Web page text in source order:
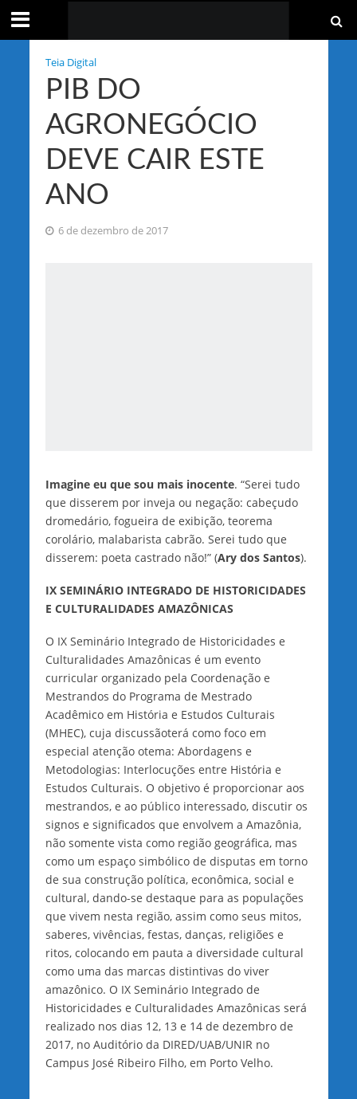
Teia Digital
PIB DO
AGRONEGÓCIO
DEVE CAIR ESTE
ANO
6 de dezembro de 2017
Imagine eu que sou mais inocente. “Serei tudo
que disserem por inveja ou negação: cabeçudo
dromedário, fogueira de exibição, teorema
corolário, malabarista cabrão. Serei tudo que
disserem: poeta castrado não!” (Ary dos Santos).
IX SEMINÁRIO INTEGRADO DE HISTORICIDADES
E CULTURALIDADES AMAZÔNICAS
O IX Seminário Integrado de Historicidades e
Culturalidades Amazônicas é um evento
curricular organizado pela Coordenação e
Mestrandos do Programa de Mestrado
Acadêmico em História e Estudos Culturais
(MHEC), cuja discussãoterá como foco em
especial atenção otema: Abordagens e
Metodologias: Interlocuções entre História e
Estudos Culturais. O objetivo é proporcionar aos
mestrandos, e ao público interessado, discutir os
signos e significados que envolvem a Amazônia,
não somente vista como região geográfica, mas
como um espaço simbólico de disputas em torno
de sua construção política, econômica, social e
cultural, dando-se destaque para as populações
que vivem nesta região, assim como seus mitos,
saberes, vivências, festas, danças, religiões e
ritos, colocando em pauta a diversidade cultural
como uma das marcas distintivas do viver
amazônico. O IX Seminário Integrado de
Historicidades e Culturalidades Amazônicas será
realizado nos dias 12, 13 e 14 de dezembro de
2017, no Auditório da DIRED/UAB/UNIR no
Campus José Ribeiro Filho, em Porto Velho.